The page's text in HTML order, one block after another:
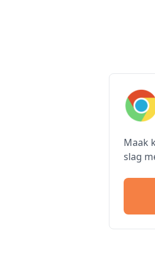
Maak
slag